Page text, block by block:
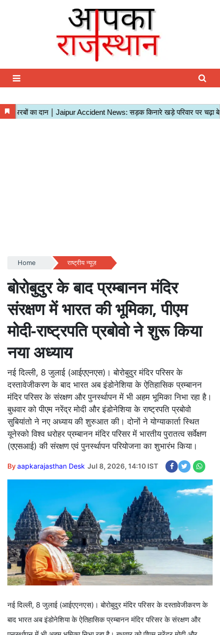
Home राष्ट्रीय न्यूज़
बोरोबुदुर के बाद प्रम्बानन मंदिर
संरक्षण में भारत की भूमिका, पीएम
मोदी-राष्ट्रपति प्रबोवो ने शुरू किया
नया अध्याय
नई दिल्ली, 8 जुलाई (आईएएनएस)। बोरोबुदुर मंदिर परिसर के
दस्तावेजीकरण के बाद भारत अब इंडोनेशिया के ऐतिहासिक प्रम्बानन
मंदिर परिसर के संरक्षण और पुनर्स्थापन में भी अहम भूमिका निभा रहा है।
बुधवार को पीएम नरेंद्र मोदी और इंडोनेशिया के राष्ट्रपति प्रबोवो
सुबियांतो ने नए अध्याय की शुरुआत की। दोनों ने योग्याकार्ता स्थित
यूनेस्को विश्व धरोहर प्रम्बानन मंदिर परिसर में भारतीय पुरातत्व सर्वेक्षण
(एएसआई) की संरक्षण एवं पुनर्स्थापन परियोजना का शुभारंभ किया।
Byaapkarajasthan Desk Jul 8, 2026, 14:10 IST
नई दिल्ली, 8 जुलाई (आईएएनएस)। बोरोबुदुर मंदिर परिसर के दस्तावेजीकरण के
बाद भारत अब इंडोनेशिया के ऐतिहासिक प्रम्बानन मंदिर परिसर के संरक्षण और